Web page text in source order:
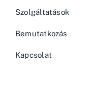
Szolgáltatások
Bemutatkozás
Kapcsolat